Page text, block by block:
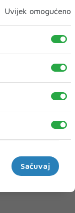
Uvijek omogućeno
Sačuvaj